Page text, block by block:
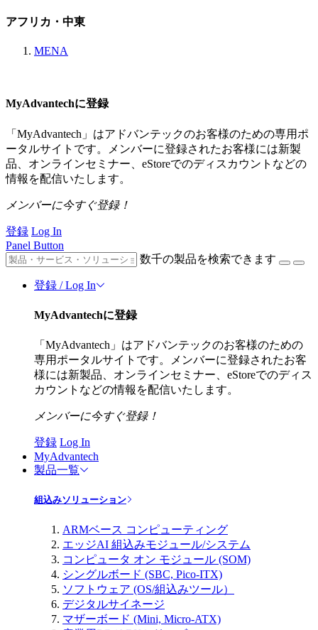
アフリカ・中東
MENA
MyAdvantechに登録
「MyAdvantech」はアドバンテックのお客様のための専用ポ
ータルサイトです。メンバーに登録されたお客様には新製
品、オンラインセミナー、eStoreでのディスカウントなどの
情報を配信いたします。
メンバーに今すぐ登録！
登録 Log In
Panel Button
数千の製品を検索できます
登録 / Log In
MyAdvantechに登録
「MyAdvantech」はアドバンテックのお客様のための
専用ポータルサイトです。メンバーに登録されたお客
様には新製品、オンラインセミナー、eStoreでのディス
カウントなどの情報を配信いたします。
メンバーに今すぐ登録！
登録 Log In
MyAdvantech
製品一覧
組込みソリューション
ARMベース コンピューティング
エッジAI 組込みモジュール/システム
コンピュータ オン モジュール (SOM)
シングルボード (SBC, Pico-ITX)
ソフトウェア (OS/組込みツール）
デジタルサイネージ
マザーボード (Mini, Micro-ATX)